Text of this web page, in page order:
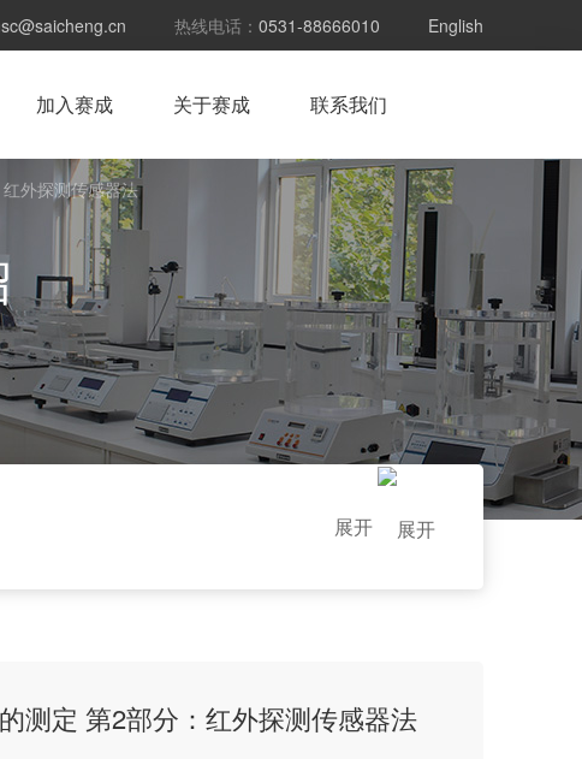
热线电话： 0531-88666010 English
加入赛成 关于赛成 联系我们
外探测传感器法
展开
测定 第2部分：红外探测传感器法